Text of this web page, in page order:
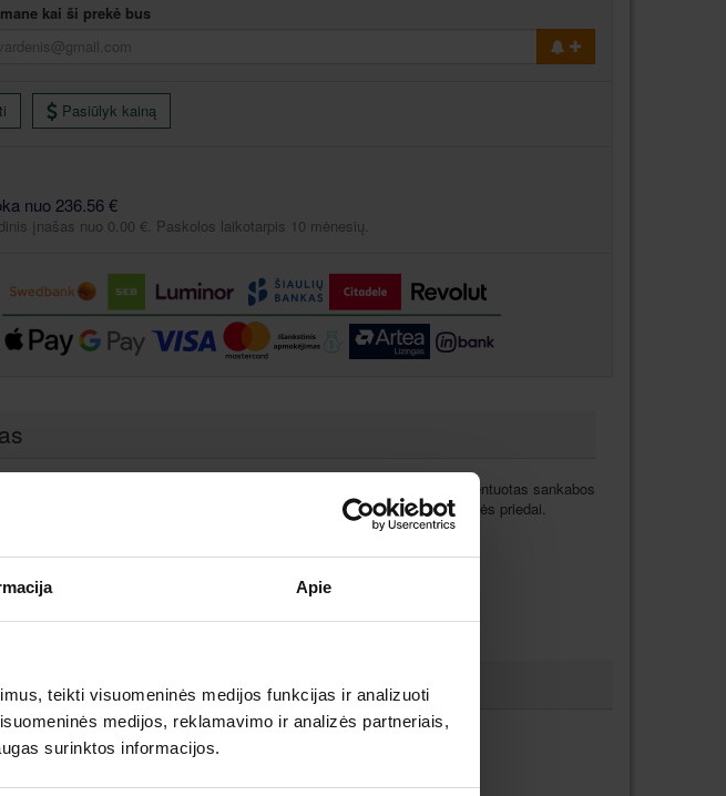
Apie
teikti visuomeninės medijos funkcijas ir analizuoti
medijos, reklamavimo ir analizės partneriais,
surinktos informacijos.
kai ši prekė bus
Pasiūlyk kainą
nuo 236.56 €
įnašas nuo 0.00 €. Paskolos laikotarpis 10 mėnesių.
rėmas. Smūgiams atsparus plastikas. Galingas variklis. El. reversas. Patentuotas sankabos
svirtis – rankena. Apsauginė žarna spyruoklei. Įvairūs aukštos kokybės priedai.